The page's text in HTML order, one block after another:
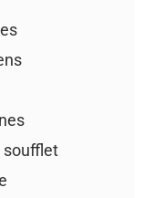
soufflet